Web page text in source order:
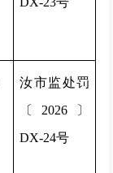
汝市监处罚
〔2026〕
DX-24号